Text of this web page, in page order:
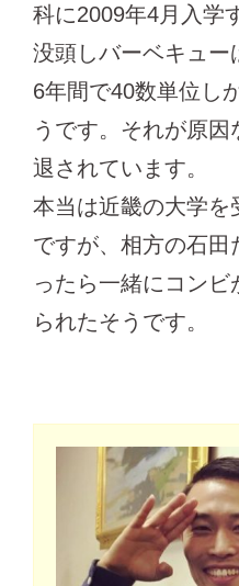
科に2009年4月入学
没頭しバーベキュー
6年間で40数単位し
うです。それが原
退されています。
本当は近畿の大学を
ですが、相方の石
ったら一緒にコン
られたそうです。